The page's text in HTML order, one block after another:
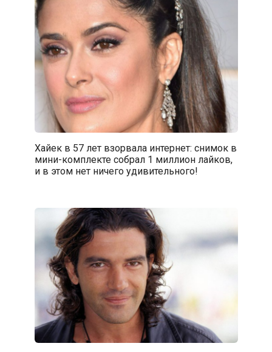
Хайек в 57 лет взорвала интернет: снимок в
мини-комплекте собрал 1 миллион лайков,
и в этом нет ничего удивительного!